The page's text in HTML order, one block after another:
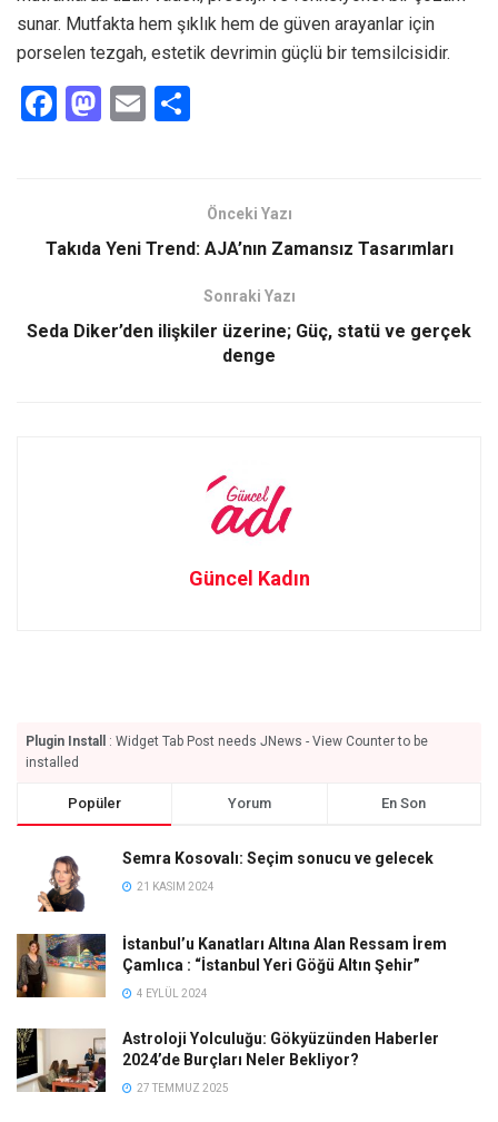
sunar. Mutfakta hem şıklık hem de güven arayanlar için
porselen tezgah, estetik devrimin güçlü bir temsilcisidir.
F
o
k
M
d
n
E
Önceki Yazı
Takıda Yeni Trend: AJA’nın Zamansız Tasarımları
Sonraki Yazı
Seda Diker’den ilişkiler üzerine; Güç, statü ve gerçek
denge
Güncel Kadın
Plugin Install
: Widget Tab Post needs JNews - View Counter to be
installed
Popüler Yorum En Son
Semra Kosovalı: Seçim sonucu ve gelecek
21 KASIM 2024
İstanbul’u Kanatları Altına Alan Ressam İrem
Çamlıca : “İstanbul Yeri Göğü Altın Şehir”
4 EYLÜL 2024
Astroloji Yolculuğu: Gökyüzünden Haberler
2024’de Burçları Neler Bekliyor?
27 TEMMUZ 2025